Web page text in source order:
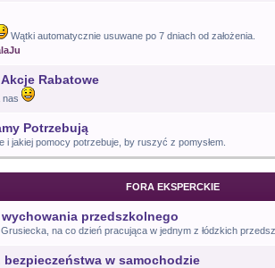
Wątki automatycznie usuwane po 7 dniach od założenia.
Rabatowe
nas
Potrzebują
i jakiej pomocy potrzebuje, by ruszyć z pomysłem.
FORA EKSPERCKIE
przedszkolnego
na co dzień pracująca w jednym z łódzkich
bezpieczeństwa w samochodzie